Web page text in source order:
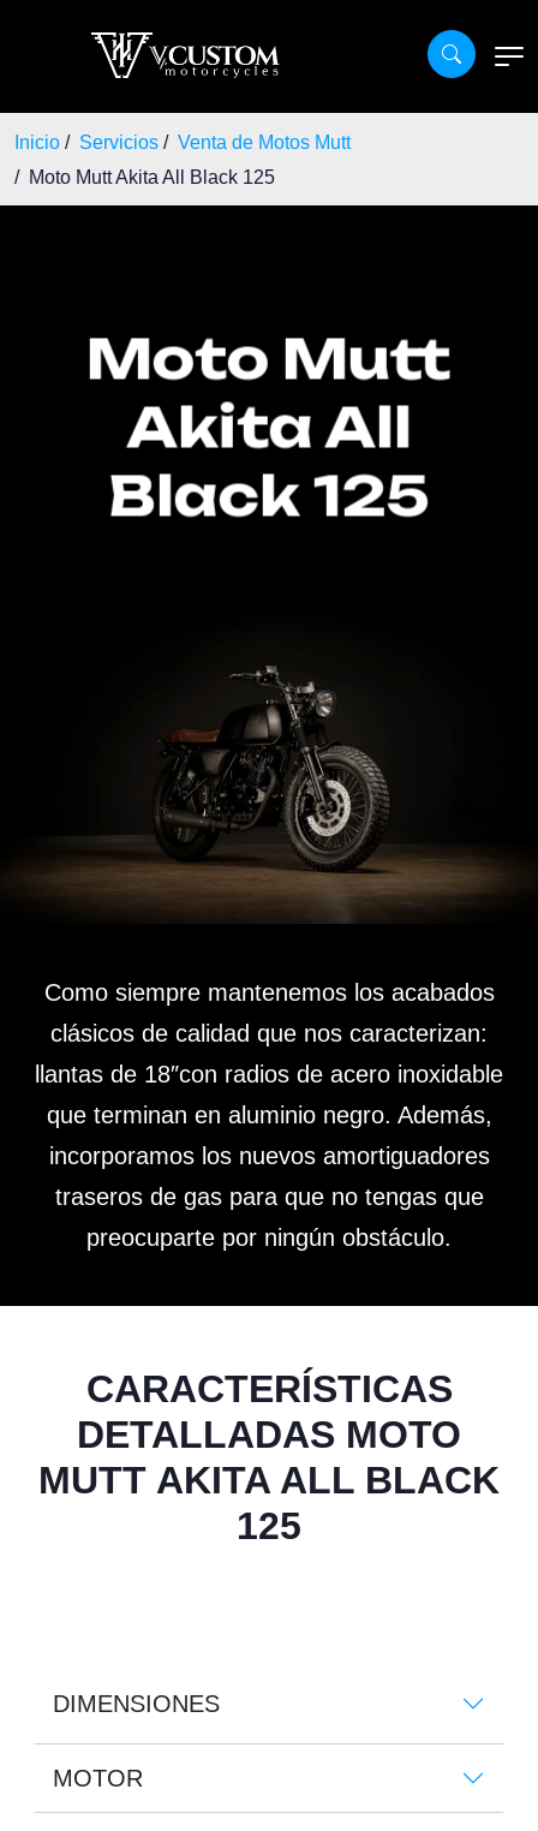
Inicio Servicios
Venta de Motos Mutt
Moto Mutt Akita All Black 125
Moto Mutt
Akita All
Black 125
Como siempre mantenemos los acabados
clásicos de calidad que nos caracterizan:
llantas de 18″con radios de acero inoxidable
que terminan en aluminio negro. Además,
incorporamos los nuevos amortiguadores
traseros de gas para que no tengas que
preocuparte por ningún obstáculo.
CARACTERÍSTICAS
DETALLADAS MOTO
MUTT AKITA ALL BLACK
125
DIMENSIONES
MOTOR